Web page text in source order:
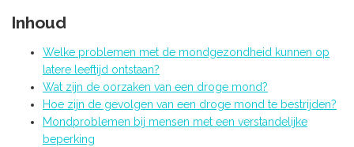
Inhoud
Welke problemen met de mondgezondheid kunnen op
latere leeftijd ontstaan?
Wat zijn de oorzaken van een droge mond?
Hoe zijn de gevolgen van een droge mond te bestrijden?
Mondproblemen bij mensen met een verstandelijke
beperking